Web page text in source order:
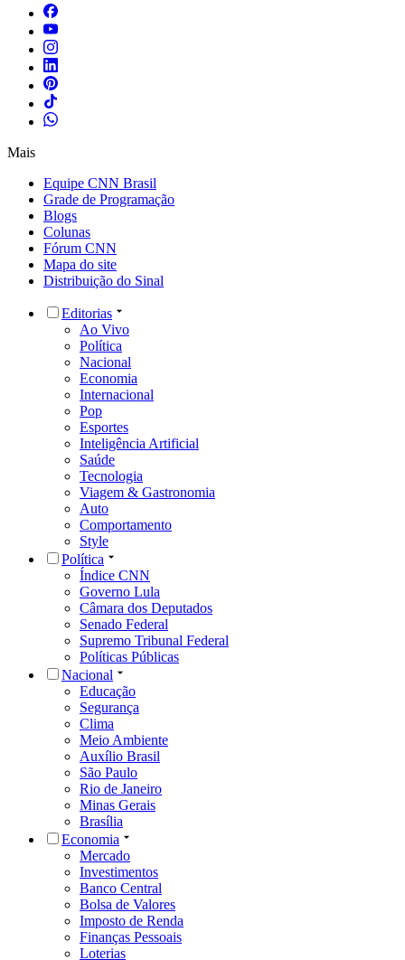
Mais
Equipe CNN Brasil
Grade de Programação
Blogs
Colunas
Fórum CNN
Mapa do site
Distribuição do Sinal
Editorias
Ao Vivo
Política
Nacional
Economia
Internacional
Pop
Esportes
Inteligência Artificial
Saúde
Tecnologia
Viagem & Gastronomia
Auto
Comportamento
Style
Política
Índice CNN
Governo Lula
Câmara dos Deputados
Senado Federal
Supremo Tribunal Federal
Políticas Públicas
Nacional
Educação
Segurança
Clima
Meio Ambiente
Auxílio Brasil
São Paulo
Rio de Janeiro
Minas Gerais
Brasília
Economia
Mercado
Investimentos
Banco Central
Bolsa de Valores
Imposto de Renda
Finanças Pessoais
Loterias